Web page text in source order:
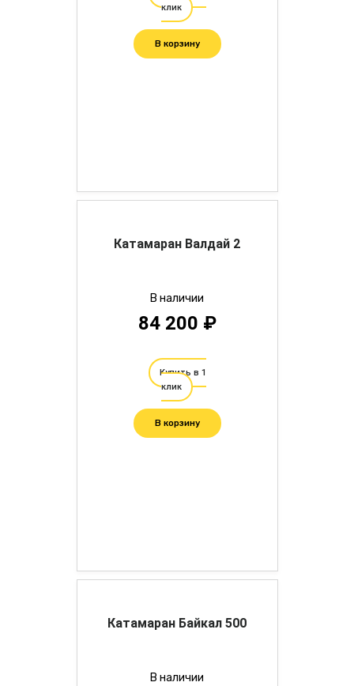
клик
В корзину
Катамаран Валдай 2
В наличии
84 200 ₽
Купить в 1
клик
В корзину
Катамаран Байкал 500
В наличии